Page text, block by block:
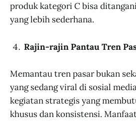
produk kategori C bisa
yang lebih sederhana.
Rajin-rajin Pantau Tren
Memantau tren pasar bukan
yang sedang viral di sosial
kegiatan strategis yang
khusus dan konsistensi.